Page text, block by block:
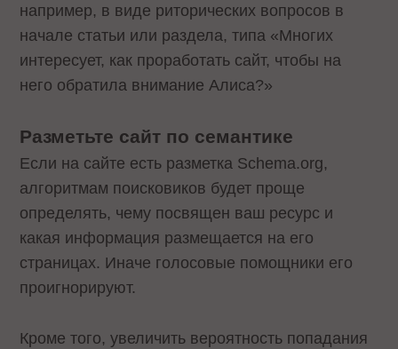
например, в виде риторических вопросов в
начале статьи или раздела, типа «Многих
интересует, как проработать сайт, чтобы на
него обратила внимание Алиса?»
Разметьте сайт по семантике
Если на сайте есть разметка Schema.org,
алгоритмам поисковиков будет проще
определять, чему посвящен ваш ресурс и
какая информация размещается на его
страницах. Иначе голосовые помощники его
проигнорируют.
Кроме того, увеличить вероятность попадания